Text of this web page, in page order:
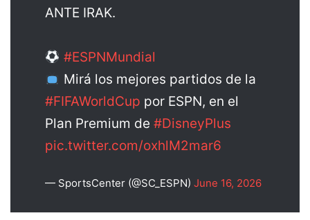
ANTE IRAK.
#ESPNMundial
Mirá los mejores partidos de la
#FIFAWorldCup por ESPN, en el
Plan Premium de #DisneyPlus
pic.twitter.com/oxhlM2mar6
— SportsCenter (@SC_ESPN) June 16, 2026